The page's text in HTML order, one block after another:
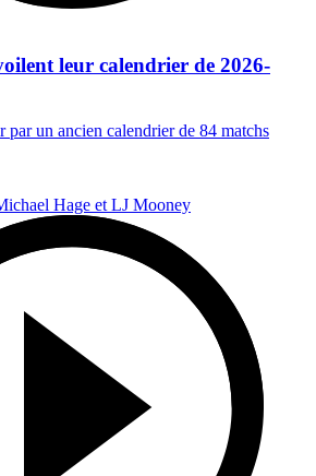
leur calendrier de 2026-
par un ancien calendrier de 84 matchs